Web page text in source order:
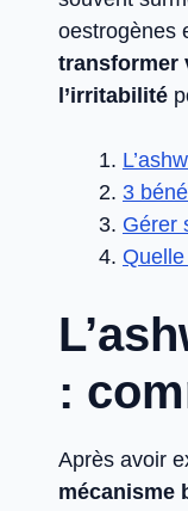
oestrogènes
transformer
l’irritabilité
3
Gérer
:
Après avoir
mécanisme